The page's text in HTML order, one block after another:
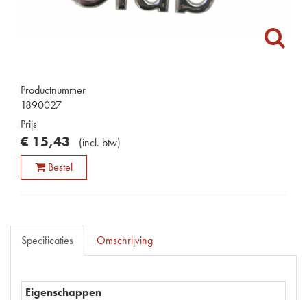
Productnummer
1890027
Prijs
€ 15,43 (incl. btw)
Bestel
Specificaties Omschrijving
Eigenschappen